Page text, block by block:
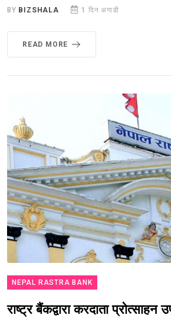
BY BIZSHALA 1 दिन अगाडी
READ MORE
NEPAL RASTRA BANK
राष्ट्र बैंकद्वारा करदाता प्रोत्साहन